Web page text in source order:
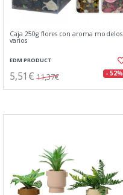
Caja 250g flores con aroma modelos
varios
EDM PRODUCT
5,51€ 11,37€ - 52%